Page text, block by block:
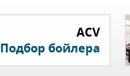
ACV
Подбор бойлера